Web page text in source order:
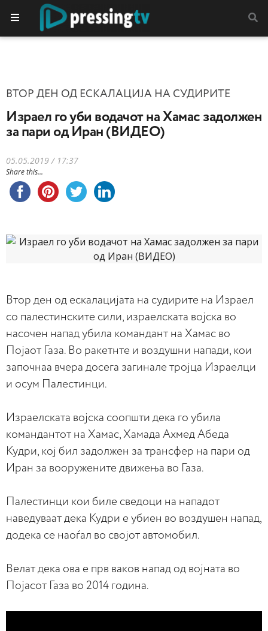
ВТОР ДЕН ОД ЕСКАЛАЦИЈА НА СУДИРИТЕ
Израел го уби водачот на Хамас задолжен
за пари од Иран (ВИДЕО)
05.05.2019 / 17:37
Share this...
Втор ден од ескалацијата на судирите на Израел
со палестинските сили, израелската војска во
насочен напад убила командант на Хамас во
Појаот Газа. Во ракетнте и воздушни напади, кои
започнаа вчера досега загинале тројца Израелци
и осум Палестинци.
Израелската војска соопшти дека го убила
командантот на Хамас, Хамада Ахмед Абеда
Кудри, кој бил задолжен за трансфер на пари од
Иран за вооружените движења во Газа.
Палестинци кои биле сведоци на нападот
наведуваат дека Кудри е убиен во воздушен напад,
додека се наоѓал во својот автомобил.
Велат дека ова е прв ваков напад од војната во
Појасот Газа во 2014 година.